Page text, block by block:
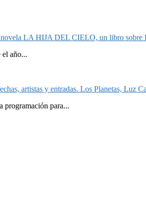
LA HIJA DEL CIELO, un libro sobre
año...
artistas y entradas. Los Planetas, Luz
programación para...